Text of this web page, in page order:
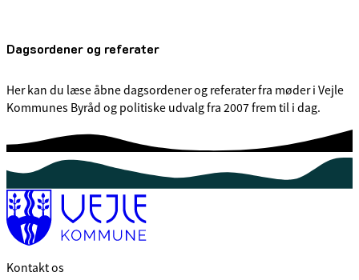
Dagsordener og referater
Her kan du læse åbne dagsordener og referater fra møder i Vejle
Kommunes Byråd og politiske udvalg fra 2007 frem til i dag.
Kontakt os